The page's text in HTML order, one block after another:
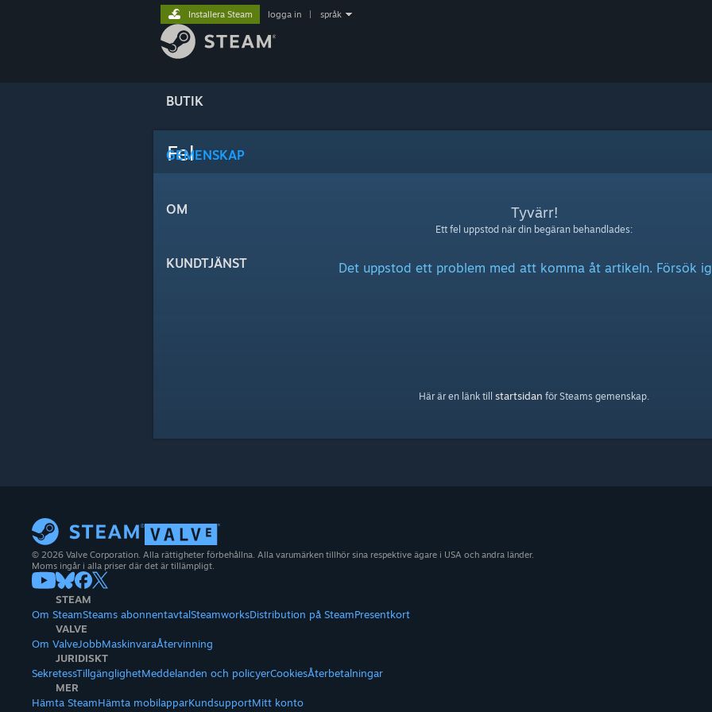
BUTIK
GEMENSKAP
OM
KUNDTJÄNST
Installera Steam logga in språk
Fel
Tyvärr!
Ett fel uppstod när din begäran behandlades:
Det uppstod ett problem med att komma åt artikeln. Försök
Här är en länk till startsidan för Steams gemenskap.
© 2026 Valve Corporation. Alla rättigheter förbehållna. Alla varumärken tillhör sina respektive ägare i USA och andra länder.
Moms ingår i alla priser där det är tillämpligt.
STEAM
Om SteamSteams abonnentavtalSteamworksDistribution på SteamPresentkort
VALVE
Om ValveJobbMaskinvaraÅtervinning
JURIDISKT
SekretessTillgänglighetMeddelanden och policyerCookiesÅterbetalningar
MER
Hämta SteamHämta mobilapparKundsupportMitt konto